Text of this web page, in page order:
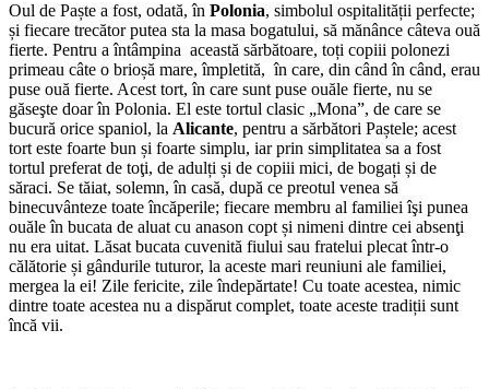
Oul de Paște a fost, odată, în Polonia, simbolul ospitalității perfecte;
și fiecare trecător putea sta la masa bogatului, să mănânce câteva ouă
fierte. Pentru a întâmpina această sărbătoare, toți copiii polonezi
primeau câte o brioșă mare, împletită, în care, din când în când, erau
puse ouă fierte. Acest tort, în care sunt puse ouăle fierte, nu se
găseşte doar în Polonia. El este tortul clasic „Mona”, de care se
bucură orice spaniol, la Alicante, pentru a sărbători Paștele; acest
tort este foarte bun și foarte simplu, iar prin simplitatea sa a fost
tortul preferat de toţi, de adulți și de copiii mici, de bogați și de
săraci. Se tăiat, solemn, în casă, după ce preotul venea să
binecuvânteze toate încăperile; fiecare membru al familiei îşi punea
ouăle în bucata de aluat cu anason copt și nimeni dintre cei absenţi
nu era uitat. Lăsat bucata cuvenită fiului sau fratelui plecat într-o
călătorie și gândurile tuturor, la aceste mari reuniuni ale familiei,
mergea la ei! Zile fericite, zile îndepărtate! Cu toate acestea, nimic
dintre toate acestea nu a dispărut complet, toate aceste tradiții sunt
încă vii.